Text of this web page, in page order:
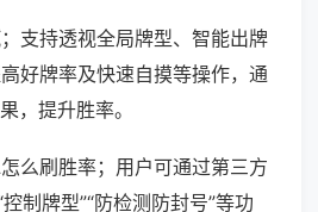
支持透视全局牌型、智能出牌
好牌率及快速自摸等操作，通
，提升胜率。
么刷胜率；用户可通过第三方
制牌型”“防检测防封号”等功